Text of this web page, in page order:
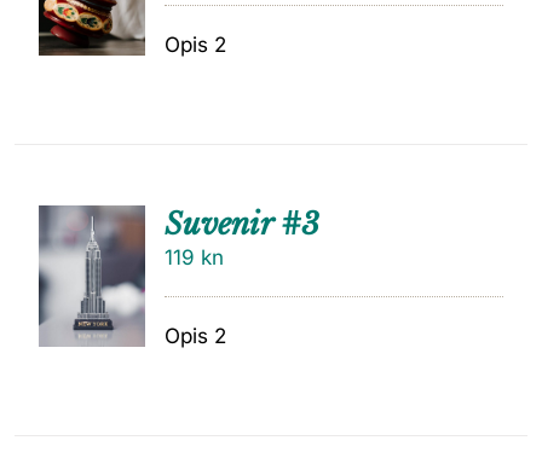
CU
Opis 2
DODAJ
Suvenir #3
119 kn
Opis 2